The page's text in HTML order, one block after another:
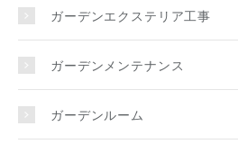
ガーデンエクステリア工事
ガーデンメンテナンス
ガーデンルーム